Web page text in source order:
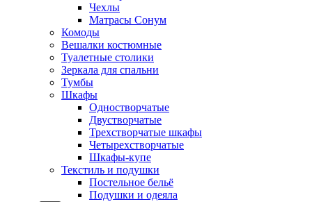
Чехлы
Матрасы Сонум
Комоды
Вешалки костюмные
Туалетные столики
Зеркала для спальни
Тумбы
Шкафы
Одностворчатые
Двустворчатые
Трехстворчатые шкафы
Четырехстворчатые
Шкафы-купе
Текстиль и подушки
Постельное бельё
Подушки и одеяла